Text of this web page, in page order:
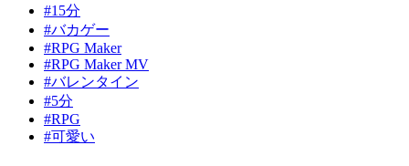
#15分
#バカゲー
#RPG Maker
#RPG Maker MV
#バレンタイン
#5分
#RPG
#可愛い